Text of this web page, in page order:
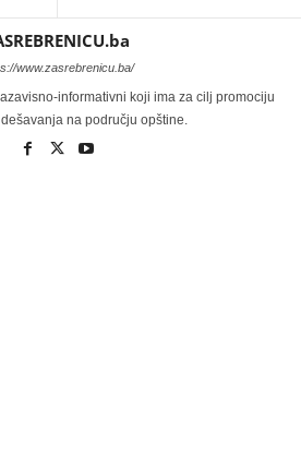
www.zasrebrenicu.ba/
informativni koji ima za cilj promociju
na području opštine.